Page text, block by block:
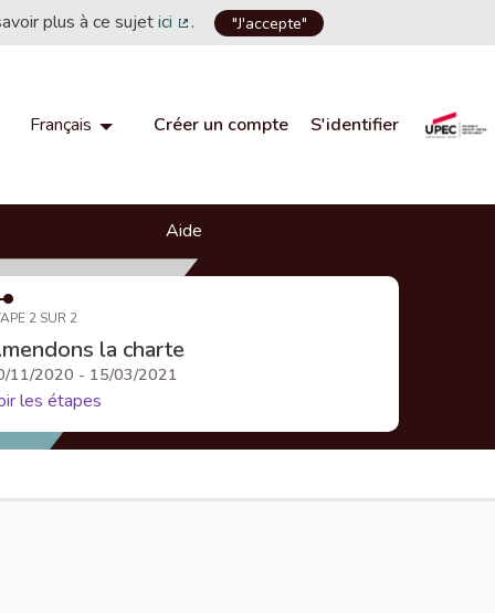
plus à ce sujetici
(Lien externe)
. "J'accepte"
Français Choisir la langueChoose language
Créer un compte S'identifier
Aide
2 SUR 2
la charte
11/2020 - 15/03/2021
les étapes